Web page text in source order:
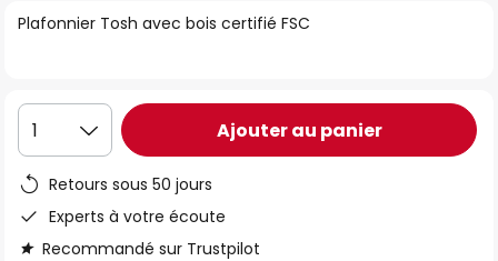
of
gallery
Plafonnier Tosh avec bois certifié FSC
1 Ajouter au panier
Retours sous 50 jours
Experts à votre écoute
Recommandé sur Trustpilot